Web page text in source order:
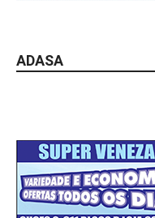
ADASA